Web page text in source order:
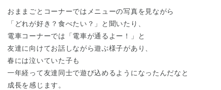
おままごとコーナーではメニューの写真を見ながら
「どれが好き？食べたい？」と聞いたり、
電車コーナーでは「電車が通るよー！」と
友達に向けてお話しながら遊ぶ様子があり、
春には泣いていた子も
一年経って友達同士で遊び込めるようになったんだなと
成長を感じます。